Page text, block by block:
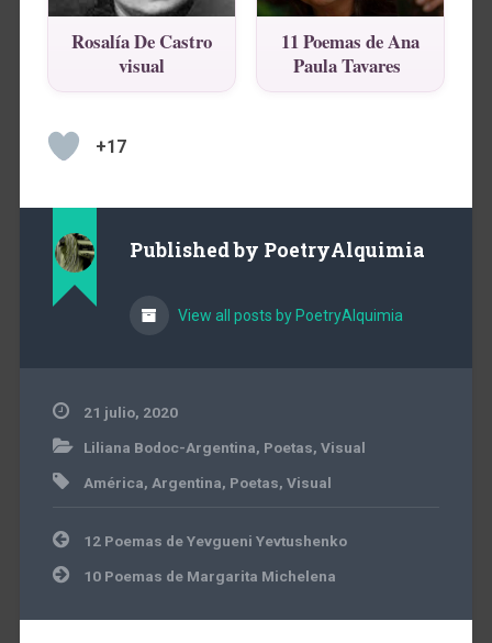
Rosalía De Castro
visual
11 Poemas de Ana
Paula Tavares
+17
Published by PoetryAlquimia
View all posts by PoetryAlquimia
21 julio, 2020
Liliana Bodoc-Argentina, Poetas, Visual
América, Argentina, Poetas, Visual
Navegación
entradas
12 Poemas de Yevgueni Yevtushenko
10 Poemas de Margarita Michelena